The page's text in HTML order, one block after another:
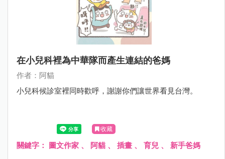
在小兒科裡為中華隊而產生連結的爸媽
作者：阿貓
小兒科候診室裡同時歡呼，謝謝你們讓世界看見台灣。
收藏
關鍵字： 圖文作家 、 阿貓 、 插畫 、 育兒 、 新手爸媽